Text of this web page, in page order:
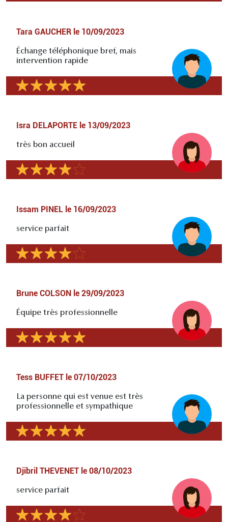
Tara GAUCHER le 10/09/2023
Échange téléphonique bref, mais
intervention rapide
Isra DELAPORTE le 13/09/2023
très bon accueil
Issam PINEL le 16/09/2023
service parfait
Brune COLSON le 29/09/2023
Équipe très professionnelle
Tess BUFFET le 07/10/2023
La personne qui est venue est très
professionnelle et sympathique
Djibril THEVENET le 08/10/2023
service parfait